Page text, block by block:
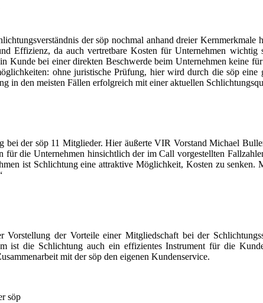
der söp nochmal anhand dreier
Effizienz, da auch vertretbare Kosten für Unternehmen
Kunde bei einer direkten Beschwerde beim Unternehmen keine
ohne juristische Prüfung, hier wird durch die söp
in den meisten Fällen erfolgreich mit einer aktuellen
bei der söp 11 Mitglieder. Hier äußerte VIR Vorstand Michael
für die Unternehmen hinsichtlich der im Call vorgestellten
ist Schlichtung eine attraktive Möglichkeit, Kosten zu
der Vorteile einer Mitgliedschaft bei der
ist die Schlichtung auch ein effizientes Instrument für die
mit der söp den eigenen Kundenservice.
söp